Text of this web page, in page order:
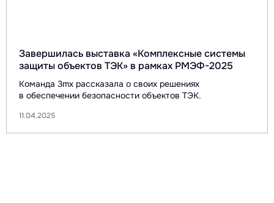
Завершилась выставка «Комплексные системы
защиты объектов ТЭК» в рамках РМЭФ-2025
Команда 3mx рассказала о своих решениях
в обеспечении безопасности объектов ТЭК.
11.04.2025